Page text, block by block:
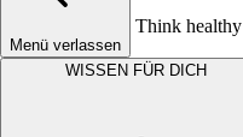
Menü verlassen
Think healthy
WISSEN FÜR DICH